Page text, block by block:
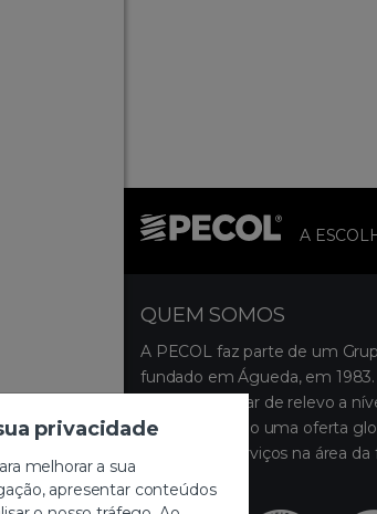
privacidade
melhorar a sua
apresentar conteúdos
A
QUEM SOMOS
A PECOL faz parte de um
fundado em Águeda, em
ocupa um lugar de relevo a
disponibilizando uma oferta
produtos e serviços na área da